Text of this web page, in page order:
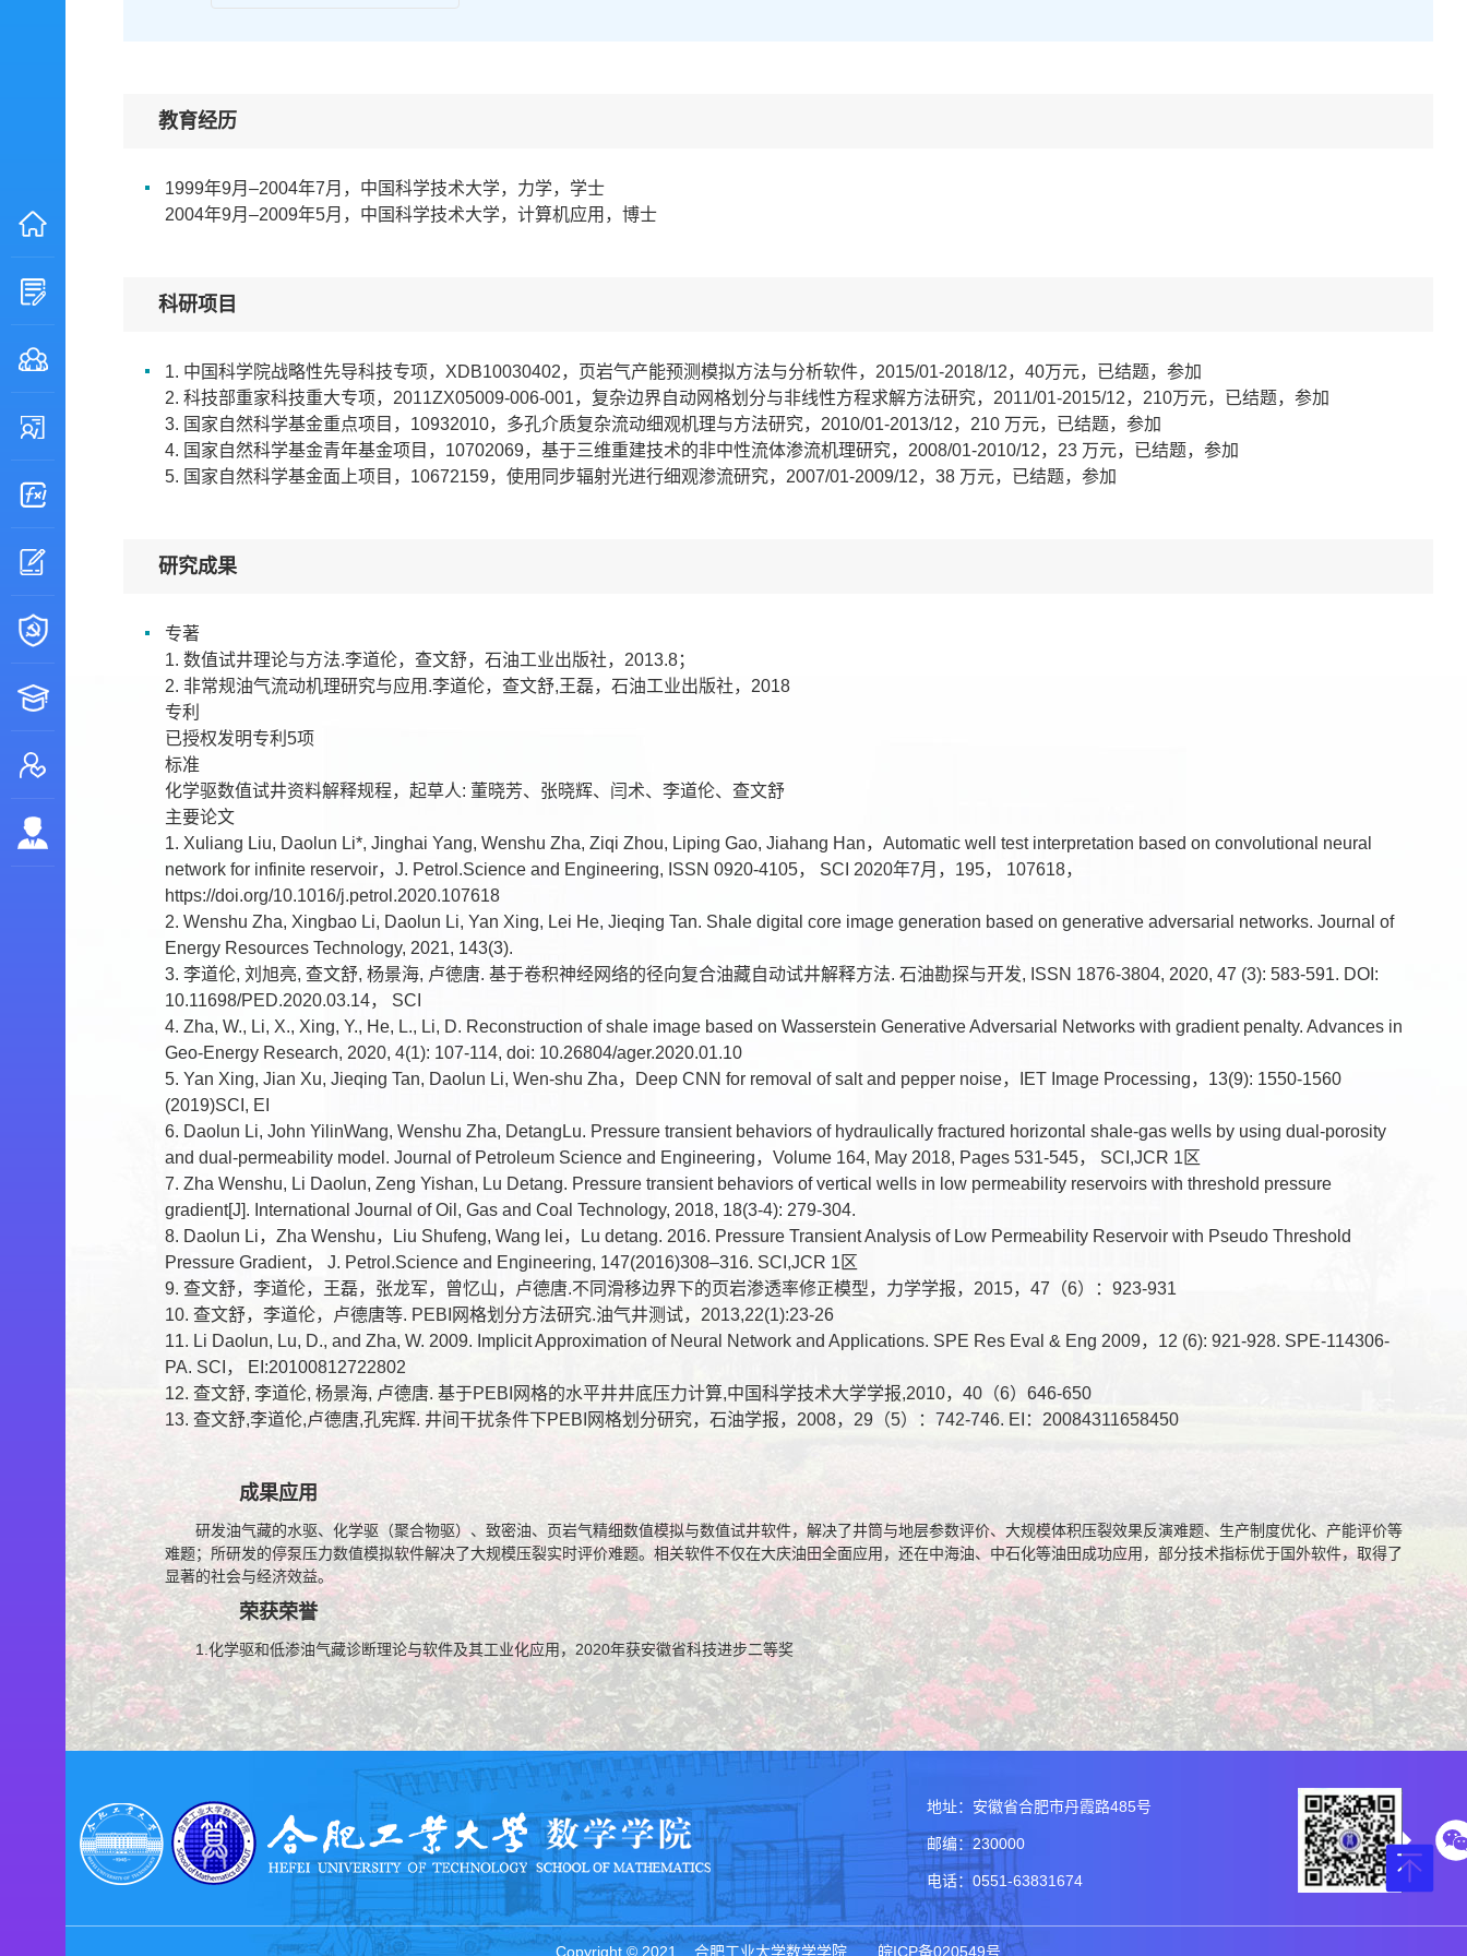
教育经历
1999年9月–2004年7月，中国科学技术大学，力学，学士
2004年9月–2009年5月，中国科学技术大学，计算机应用，博士
科研项目
1. 中国科学院战略性先导科技专项，XDB10030402，页岩气产能预测模拟方法与分析软件，2015/01-2018/12，40万元，已结题，参加
2. 科技部重家科技重大专项，2011ZX05009-006-001，复杂边界自动网格划分与非线性方程求解方法研究，2011/01-2015/12，210万元，已结题，参加
3. 国家自然科学基金重点项目，10932010，多孔介质复杂流动细观机理与方法研究，2010/01-2013/12，210 万元，已结题，参加
4. 国家自然科学基金青年基金项目，10702069，基于三维重建技术的非中性流体渗流机理研究，2008/01-2010/12，23 万元，已结题，参加
5. 国家自然科学基金面上项目，10672159，使用同步辐射光进行细观渗流研究，2007/01-2009/12，38 万元，已结题，参加
研究成果
专著
1. 数值试井理论与方法.李道伦，查文舒，石油工业出版社，2013.8；
2. 非常规油气流动机理研究与应用.李道伦，查文舒,王磊，石油工业出版社，2018
专利
已授权发明专利5项
标准
化学驱数值试井资料解释规程，起草人: 董晓芳、张晓辉、闫术、李道伦、查文舒
主要论文
1. Xuliang Liu, Daolun Li*, Jinghai Yang, Wenshu Zha, Ziqi Zhou, Liping Gao, Jiahang Han，Automatic well test interpretation based on convolutional neural
network for infinite reservoir，J. Petrol.Science and Engineering, ISSN 0920-4105， SCI 2020年7月，195， 107618，
https://doi.org/10.1016/j.petrol.2020.107618
2. Wenshu Zha, Xingbao Li, Daolun Li, Yan Xing, Lei He, Jieqing Tan. Shale digital core image generation based on generative adversarial networks. Journal of
Energy Resources Technology, 2021, 143(3).
3. 李道伦, 刘旭亮, 查文舒, 杨景海, 卢德唐. 基于卷积神经网络的径向复合油藏自动试井解释方法. 石油勘探与开发, ISSN 1876-3804, 2020, 47 (3): 583-591. DOI:
10.11698/PED.2020.03.14， SCI
4. Zha, W., Li, X., Xing, Y., He, L., Li, D. Reconstruction of shale image based on Wasserstein Generative Adversarial Networks with gradient penalty. Advances in
Geo-Energy Research, 2020, 4(1): 107-114, doi: 10.26804/ager.2020.01.10
5. Yan Xing, Jian Xu, Jieqing Tan, Daolun Li, Wen-shu Zha，Deep CNN for removal of salt and pepper noise，IET Image Processing，13(9): 1550-1560
(2019)SCI, EI
6. Daolun Li, John YilinWang, Wenshu Zha, DetangLu. Pressure transient behaviors of hydraulically fractured horizontal shale-gas wells by using dual-porosity
and dual-permeability model. Journal of Petroleum Science and Engineering，Volume 164, May 2018, Pages 531-545， SCI,JCR 1区
7. Zha Wenshu, Li Daolun, Zeng Yishan, Lu Detang. Pressure transient behaviors of vertical wells in low permeability reservoirs with threshold pressure
gradient[J]. International Journal of Oil, Gas and Coal Technology, 2018, 18(3-4): 279-304.
8. Daolun Li，Zha Wenshu，Liu Shufeng, Wang lei，Lu detang. 2016. Pressure Transient Analysis of Low Permeability Reservoir with Pseudo Threshold
Pressure Gradient， J. Petrol.Science and Engineering, 147(2016)308–316. SCI,JCR 1区
9. 查文舒，李道伦，王磊，张龙军，曾忆山，卢德唐.不同滑移边界下的页岩渗透率修正模型，力学学报，2015，47（6）：923-931
10. 查文舒，李道伦，卢德唐等. PEBI网格划分方法研究.油气井测试，2013,22(1):23-26
11. Li Daolun, Lu, D., and Zha, W. 2009. Implicit Approximation of Neural Network and Applications. SPE Res Eval & Eng 2009，12 (6): 921-928. SPE-114306-
PA. SCI， EI:20100812722802
12. 查文舒, 李道伦, 杨景海, 卢德唐. 基于PEBI网格的水平井井底压力计算,中国科学技术大学学报,2010，40（6）646-650
13. 查文舒,李道伦,卢德唐,孔宪辉. 井间干扰条件下PEBI网格划分研究，石油学报，2008，29（5）：742-746. EI：20084311658450
成果应用
研发油气藏的水驱、化学驱（聚合物驱）、致密油、页岩气精细数值模拟与数值试井软件，解决了井筒与地层参数评价、大规模体积压裂效果反演难题、生产制度优化、产能评价等
难题；所研发的停泵压力数值模拟软件解决了大规模压裂实时评价难题。相关软件不仅在大庆油田全面应用，还在中海油、中石化等油田成功应用，部分技术指标优于国外软件，取得了
显著的社会与经济效益。
荣获荣誉
1.化学驱和低渗油气藏诊断理论与软件及其工业化应用，2020年获安徽省科技进步二等奖
地址：安徽省合肥市丹霞路485号
邮编：230000
电话：0551-63831674
Copyright © 2021 合肥工业大学数学学院 皖ICP备020549号